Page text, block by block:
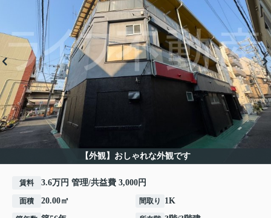
【外観】おしゃれな外観です
賃料 3.6万円 管理/共益費 3,000円
面積 20.00㎡ 間取り 1K